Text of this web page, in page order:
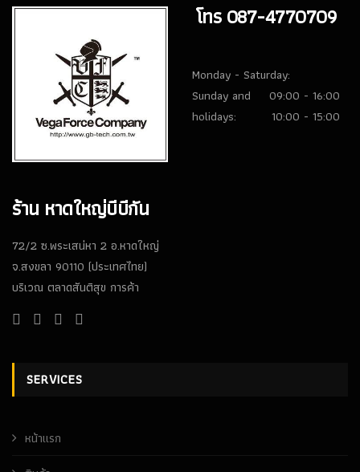
ร้าน หาดใหญ่บีบีกัน
72/2 ซ.พระเสน่หา 2 อ.หาดใหญ่
จ.สงขลา 90110 (ประเทศไทย)
บริเวณ ตลาดสันติสุข การค้า
โทร 087-4770709
Monday - Saturday:
09:00 - 16:00
Sunday and
holidays:
10:00 - 15:00
SERVICES
หน้าเเรก